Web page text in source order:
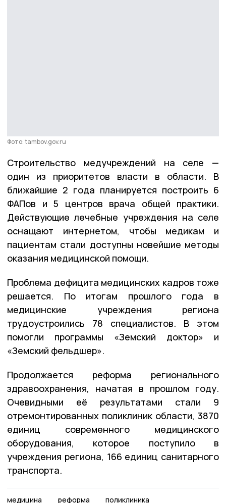
Фото: tambov.gov.ru
Строительство медучреждений на селе —
один из приоритетов власти в области. В
ближайшие 2 года планируется построить 6
ФАПов и 5 центров врача общей практики.
Действующие лечебные учреждения на селе
оснащают интернетом, чтобы медикам и
пациентам стали доступны новейшие методы
оказания медицинской помощи.
Проблема дефицита медицинских кадров тоже
решается. По итогам прошлого года в
медицинские учреждения региона
трудоустроились 78 специалистов. В этом
помогли программы «Земский доктор» и
«Земский фельдшер».
Продолжается реформа регионального
здравоохранения, начатая в прошлом году.
Очевидными её результатами стали 9
отремонтированных поликлиник области, 3870
единиц современного медицинского
оборудования, которое поступило в
учреждения региона, 166 единиц санитарного
транспорта.
медицина реформа поликлиника